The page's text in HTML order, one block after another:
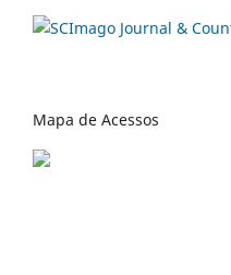
Mapa de Acessos